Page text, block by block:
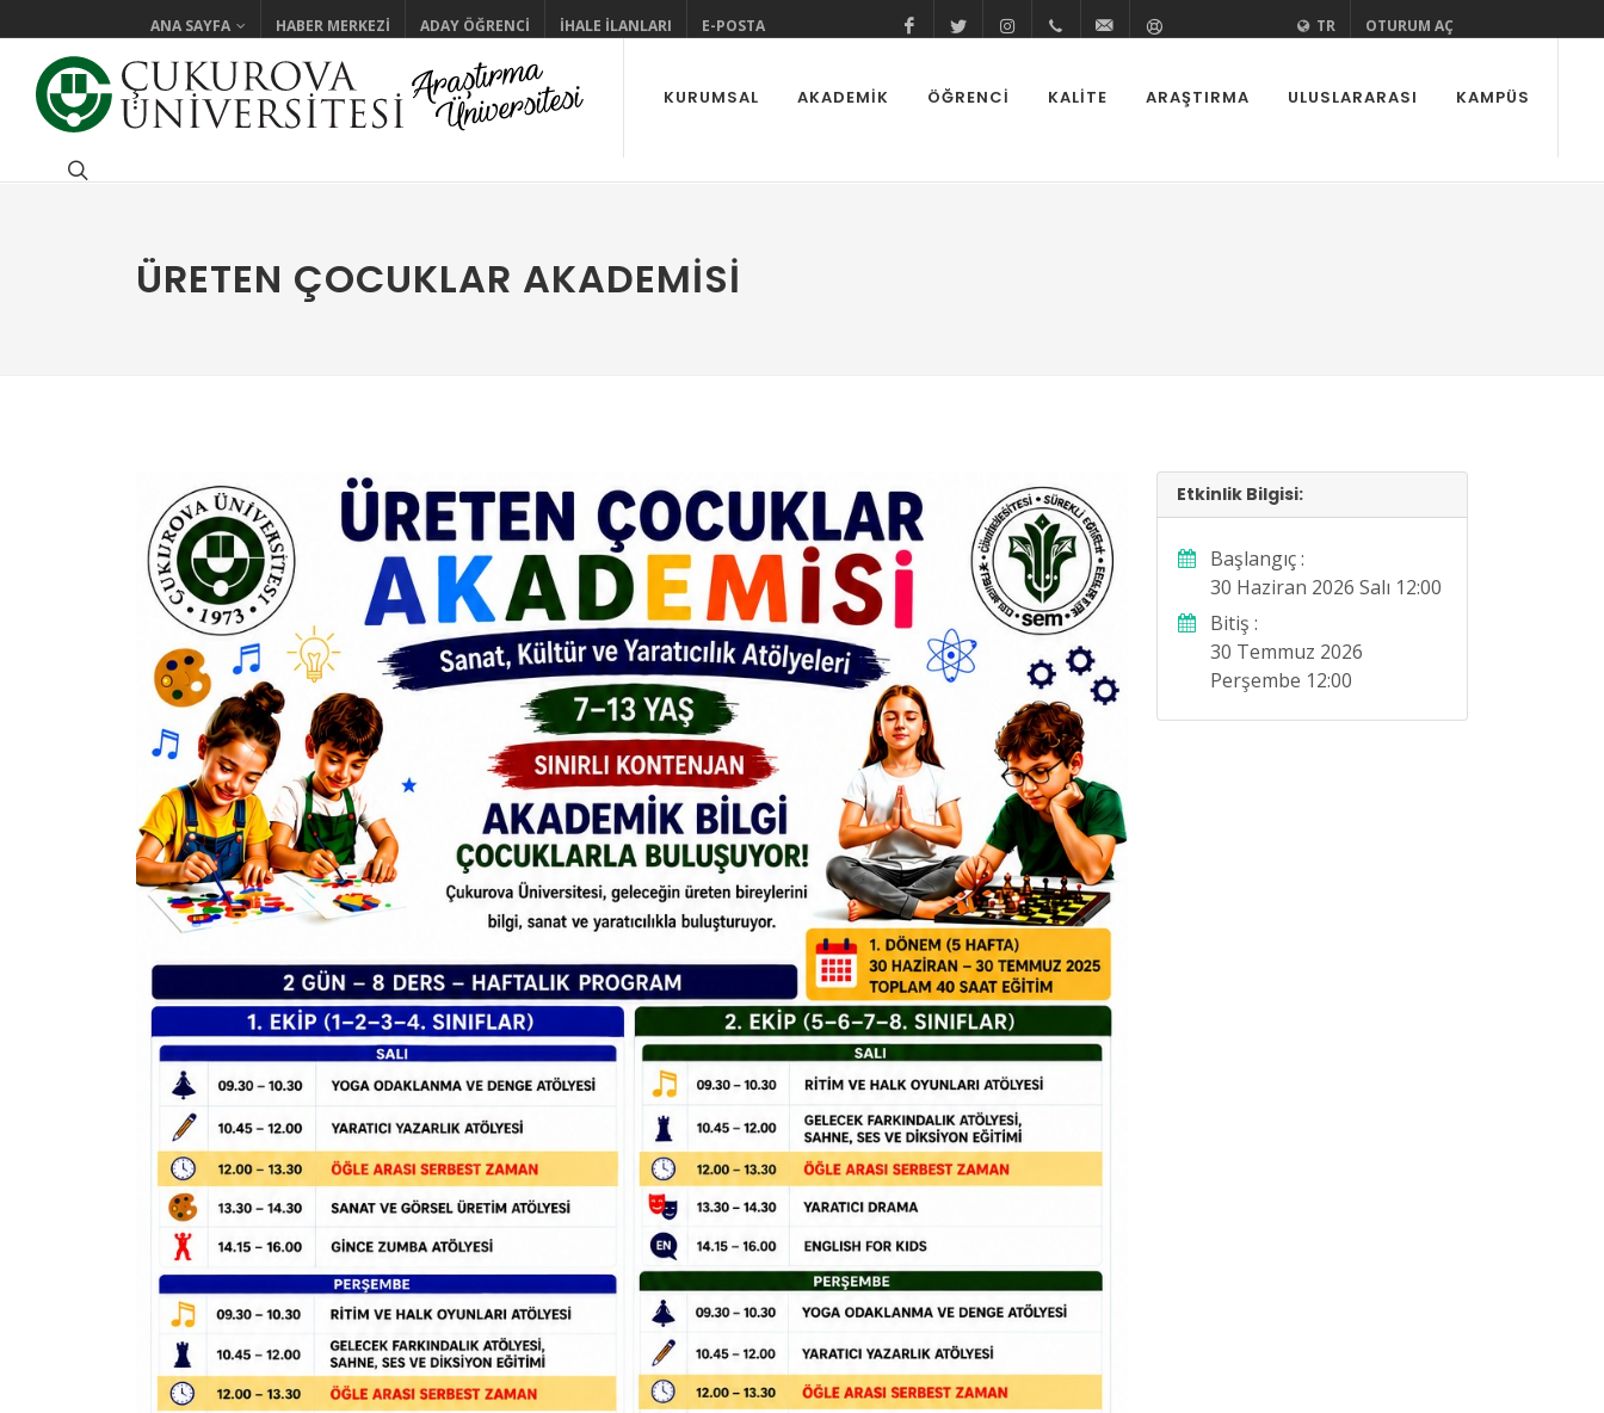
ANA SAYFA HABER MERKEZI ADAY ÖĞRENCI İHALE İLANLARI E-POSTA @cuhabermerkezi
@cukurovaedutr
@cukurovaedutr
+90 (322) 338 60 84
bilgi@cu.edu.tr TR OTURUM AÇ
KURUMSAL AKADEMİK ÖĞRENCİ KALITE ARAŞTIRMA ULUSLARARASI KAMPÜS
ÜRETEN ÇOCUKLAR AKADEMISI
Etkinlik Bilgisi:
Başlangıç :
30 Haziran 2026 Salı 12:00
Bitiş :
30 Temmuz 2026
Perşembe 12:00